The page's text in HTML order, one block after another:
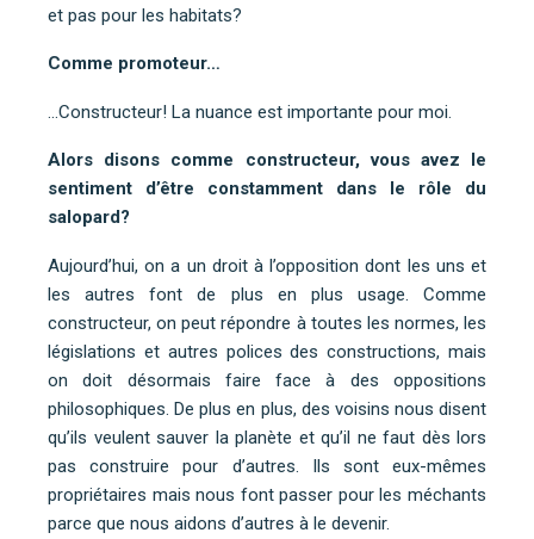
et pas pour les habitats?
Comme promoteur…
…Constructeur! La nuance est importante pour moi.
Alors disons comme constructeur, vous avez le
sentiment d’être constamment dans le rôle du
salopard?
Aujourd’hui, on a un droit à l’opposition dont les uns et
les autres font de plus en plus usage. Comme
constructeur, on peut répondre à toutes les normes, les
législations et autres polices des constructions, mais
on doit désormais faire face à des oppositions
philosophiques. De plus en plus, des voisins nous disent
qu’ils veulent sauver la planète et qu’il ne faut dès lors
pas construire pour d’autres. Ils sont eux-mêmes
propriétaires mais nous font passer pour les méchants
parce que nous aidons d’autres à le devenir.